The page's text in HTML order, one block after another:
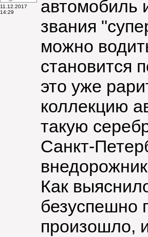
11.12.2017
14:29
автомобиль
звания
можно
становится
это уже
коллекцию
такую
Санкт-
Как
безуспешно
произошло,